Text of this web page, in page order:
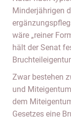
Minderjährigen
wäre „reiner
hält der Senat
Zwar bestehen
und
dem
Gesetzes eine